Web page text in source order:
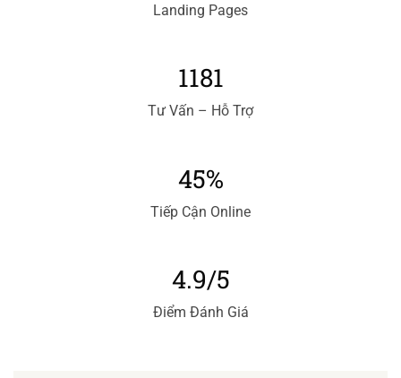
Landing Pages
1181
Tư Vấn – Hỗ Trợ
45%
Tiếp Cận Online
4.9/5
Điểm Đánh Giá